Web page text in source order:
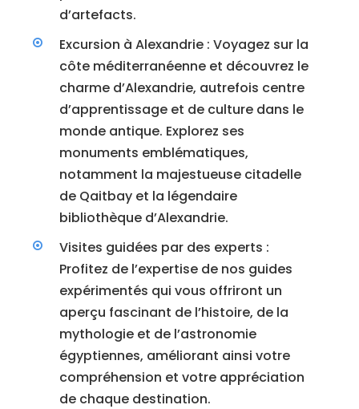
d’artefacts.
Excursion à Alexandrie : Voyagez sur la
côte méditerranéenne et découvrez le
charme d’Alexandrie, autrefois centre
d’apprentissage et de culture dans le
monde antique. Explorez ses
monuments emblématiques,
notamment la majestueuse citadelle
de Qaitbay et la légendaire
bibliothèque d’Alexandrie.
Visites guidées par des experts :
Profitez de l’expertise de nos guides
expérimentés qui vous offriront un
aperçu fascinant de l’histoire, de la
mythologie et de l’astronomie
égyptiennes, améliorant ainsi votre
compréhension et votre appréciation
de chaque destination.